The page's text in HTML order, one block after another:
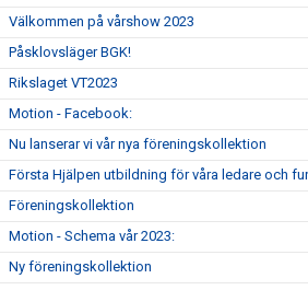
Välkommen på vårshow 2023
Påsklovsläger BGK!
Rikslaget VT2023
Motion - Facebook:
Nu lanserar vi vår nya föreningskollektion
Första Hjälpen utbildning för våra ledare och
Föreningskollektion
Motion - Schema vår 2023:
Ny föreningskollektion